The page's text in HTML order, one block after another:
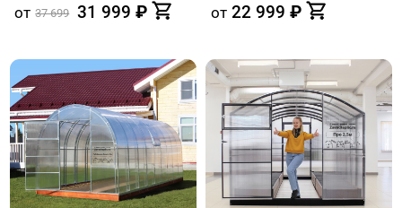
от 37 699 31 999 ₽ от 22 999 ₽